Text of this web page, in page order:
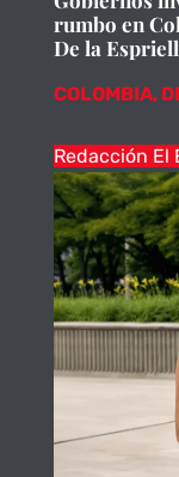
rumbo en
De la
COLOMBIA,
Redacción El